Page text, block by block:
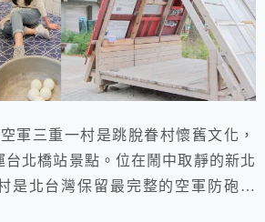
軍三重一村是跳脫眷村懷舊文化，
台北橋站景點。位在鬧中取靜的新北
是北台灣保留最完整的空軍防砲眷